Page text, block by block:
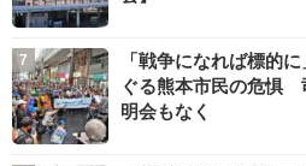
「戦争になれば標的
ぐる熊本市民の危惧
明会もなく